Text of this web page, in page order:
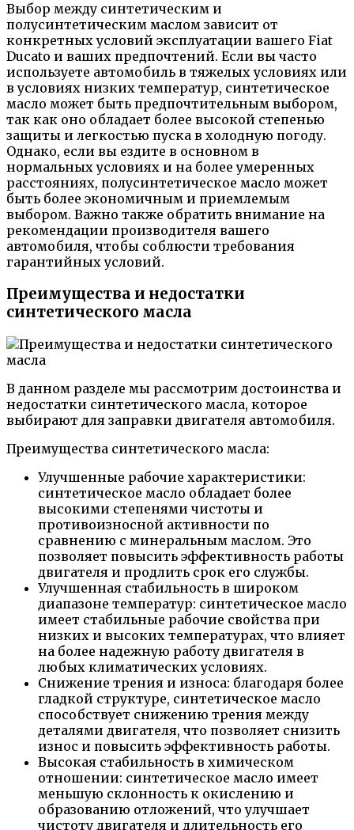
Выбор между синтетическим и
полусинтетическим маслом зависит от
конкретных условий эксплуатации вашего Fiat
Ducato и ваших предпочтений. Если вы часто
используете автомобиль в тяжелых условиях или
в условиях низких температур, синтетическое
масло может быть предпочтительным выбором,
так как оно обладает более высокой степенью
защиты и легкостью пуска в холодную погоду.
Однако, если вы ездите в основном в
нормальных условиях и на более умеренных
расстояниях, полусинтетическое масло может
быть более экономичным и приемлемым
выбором. Важно также обратить внимание на
рекомендации производителя вашего
автомобиля, чтобы соблюсти требования
гарантийных условий.
Преимущества и недостатки
синтетического масла
В данном разделе мы рассмотрим достоинства и
недостатки синтетического масла, которое
выбирают для заправки двигателя автомобиля.
Преимущества синтетического масла:
Улучшенные рабочие характеристики:
синтетическое масло обладает более
высокими степенями чистоты и
противоизносной активности по
сравнению с минеральным маслом. Это
позволяет повысить эффективность работы
двигателя и продлить срок его службы.
Улучшенная стабильность в широком
диапазоне температур: синтетическое масло
имеет стабильные рабочие свойства при
низких и высоких температурах, что влияет
на более надежную работу двигателя в
любых климатических условиях.
Снижение трения и износа: благодаря более
гладкой структуре, синтетическое масло
способствует снижению трения между
деталями двигателя, что позволяет снизить
износ и повысить эффективность работы.
Высокая стабильность в химическом
отношении: синтетическое масло имеет
меньшую склонность к окислению и
образованию отложений, что улучшает
чистоту двигателя и длительность его